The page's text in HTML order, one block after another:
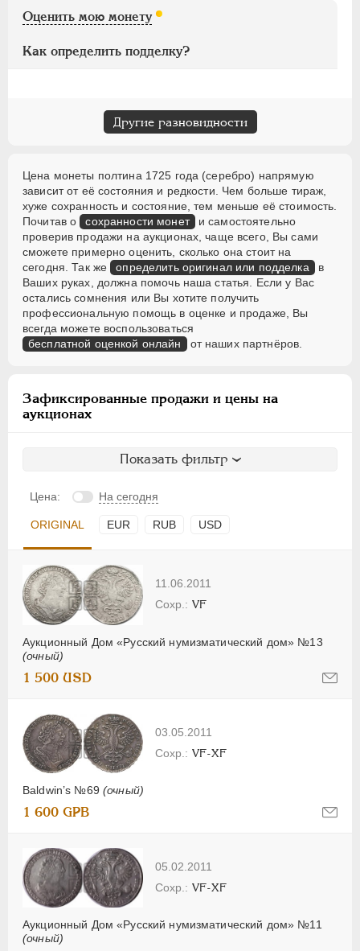
Оценить мою монету
Как определить подделку?
Другие разновидности
Цена монеты полтина 1725 года (серебро) напрямую
зависит от её состояния и редкости. Чем больше тираж,
хуже сохранность и состояние, тем меньше её стоимость.
Почитав о сохранности монет и самостоятельно
проверив продажи на аукционах, чаще всего, Вы сами
сможете примерно оценить, сколько она стоит на
сегодня. Так же определить оригинал или подделка в
Ваших руках, должна помочь наша статья. Если у Вас
остались сомнения или Вы хотите получить
профессиональную помощь в оценке и продаже, Вы
всегда можете воспользоваться
бесплатной оценкой онлайн от наших партнёров.
Зафиксированные продажи и цены на
аукционах
Показать фильтр
Цена: На сегодня
ORIGINAL EUR RUB USD
11.06.2011
Аукционный Дом «Русский нумизматический дом» №13
(очный)
VF
1 500 USD
03.05.2011
Baldwin’s №69 (очный)
VF-XF
1 600 GPB
05.02.2011
Аукционный Дом «Русский нумизматический дом» №11
(очный)
VF-XF